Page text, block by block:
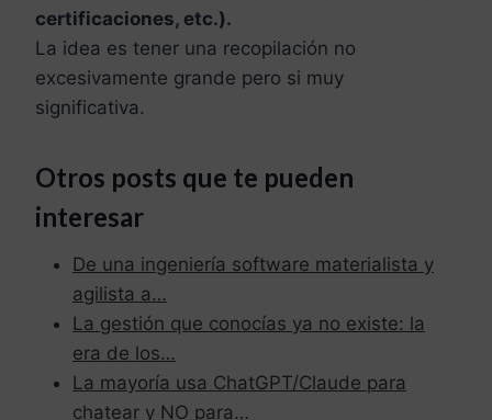
certificaciones, etc.).
La idea es tener una recopilación no
excesivamente grande pero si muy
significativa.
Otros posts que te pueden
interesar
De una ingeniería software materialista y
agilista a…
La gestión que conocías ya no existe: la
era de los…
La mayoría usa ChatGPT/Claude para
chatear y NO para…